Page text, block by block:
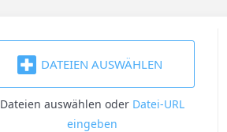
DATEIEN AUSWÄHLEN
Dateien auswählen oder Datei-URL
eingeben